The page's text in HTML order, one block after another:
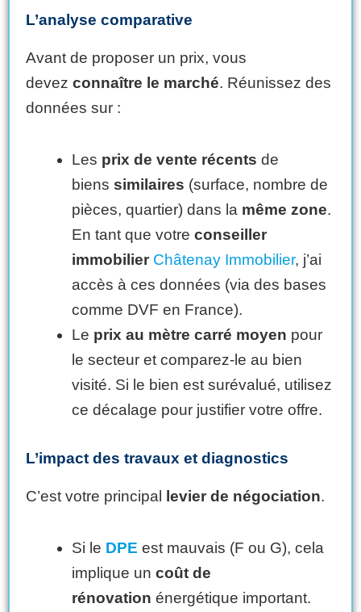
L’analyse comparative
Avant de proposer un prix, vous
devez connaître le marché. Réunissez des
données sur :
Les prix de vente récents de
bienssimilaires (surface, nombre de
pièces, quartier) dans la même zone.
En tant que votreconseiller
immobilier Châtenay Immobilier, j’ai
accès à ces données (via des bases
comme DVF en France).
Le prix au mètre carré moyen pour
le secteur et comparez-le au bien
visité. Si le bien est surévalué, utilisez
ce décalage pour justifier votre offre.
L’impact des travaux et diagnostics
C’est votre principal levier de négociation.
Si le DPE est mauvais (F ou G), cela
implique uncoût de
rénovation énergétique important.